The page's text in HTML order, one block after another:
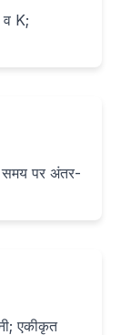
व K;
समय पर अंतर-
एकीकृत